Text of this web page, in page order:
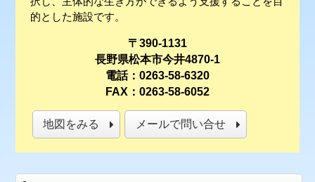
的とした施設です。
〒390-1131
長野県松本市今井4870-1
電話：0263-58-6320
FAX：0263-58-6052
地図をみる メールで問い合せ